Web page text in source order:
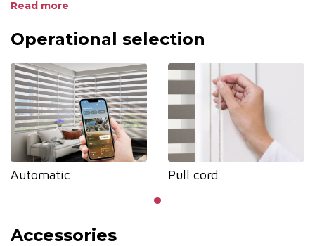
• Màu nhôm đa dạng phù hợp với màu vải
kế
Read more
Operational selection
Automatic Pull cord
Accessories